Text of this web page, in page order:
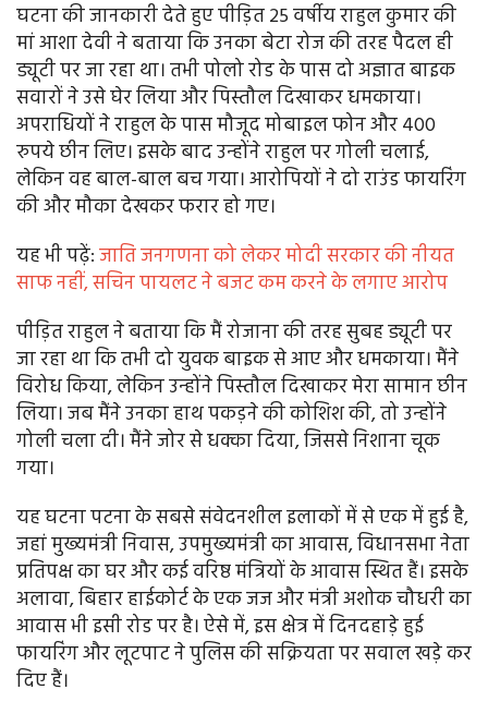
घटना की जानकारी देते हुए पीड़ित 25 वर्षीय राहुल कुमार की
मां आशा देवी ने बताया कि उनका बेटा रोज की तरह पैदल ही
ड्यूटी पर जा रहा था। तभी पोलो रोड के पास दो अज्ञात बाइक
सवारों ने उसे घेर लिया और पिस्तौल दिखाकर धमकाया।
अपराधियों ने राहुल के पास मौजूद मोबाइल फोन और 400
रुपये छीन लिए। इसके बाद उन्होंने राहुल पर गोली चलाई,
लेकिन वह बाल-बाल बच गया। आरोपियों ने दो राउंड फायरिंग
की और मौका देखकर फरार हो गए।
यह भी पढ़ें:जाति जनगणना को लेकर मोदी सरकार की नीयत
साफ नहीं, सचिन पायलट ने बजट कम करने के लगाए आरोप
पीड़ित राहुल ने बताया कि मैं रोजाना की तरह सुबह ड्यूटी पर
जा रहा था कि तभी दो युवक बाइक से आए और धमकाया। मैंने
विरोध किया, लेकिन उन्होंने पिस्तौल दिखाकर मेरा सामान छीन
लिया। जब मैंने उनका हाथ पकड़ने की कोशिश की, तो उन्होंने
गोली चला दी। मैंने जोर से धक्का दिया, जिससे निशाना चूक
गया।
यह घटना पटना के सबसे संवेदनशील इलाकों में से एक में हुई है,
जहां मुख्यमंत्री निवास, उपमुख्यमंत्री का आवास, विधानसभा नेता
प्रतिपक्ष का घर और कई वरिष्ठ मंत्रियों के आवास स्थित हैं। इसके
अलावा, बिहार हाईकोर्ट के एक जज और मंत्री अशोक चौधरी का
आवास भी इसी रोड पर है। ऐसे में, इस क्षेत्र में दिनदहाड़े हुई
फायरिंग और लूटपाट ने पुलिस की सक्रियता पर सवाल खड़े कर
दिए हैं।